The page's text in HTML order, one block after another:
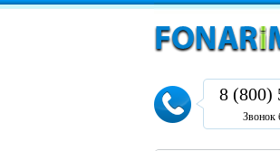
8 (800)
Звонок